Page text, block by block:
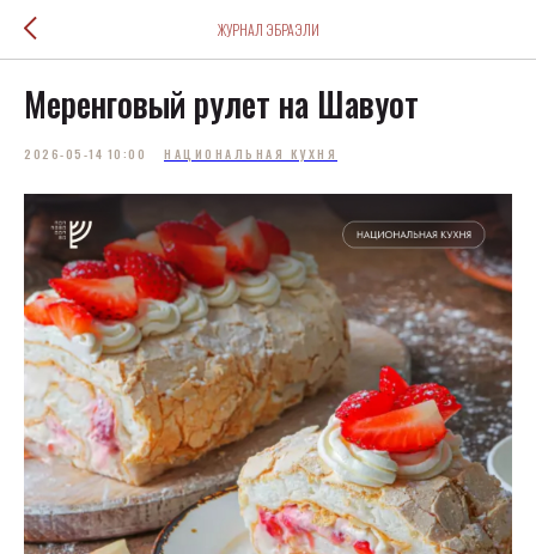
ЖУРНАЛ ЭБРАЭЛИ
Меренговый рулет на Шавуот
2026-05-14 10:00 НАЦИОНАЛЬНАЯ КУХНЯ